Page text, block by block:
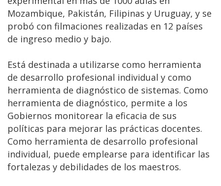
Mozambique, Pakistán, Filipinas y Uruguay, y se
probó con filmaciones realizadas en 12 países
de ingreso medio y bajo.
Está destinada a utilizarse como herramienta
de desarrollo profesional individual y como
herramienta de diagnóstico de sistemas. Como
herramienta de diagnóstico, permite a los
Gobiernos monitorear la eficacia de sus
políticas para mejorar las prácticas docentes.
Como herramienta de desarrollo profesional
individual, puede emplearse para identificar las
fortalezas y debilidades de los maestros.